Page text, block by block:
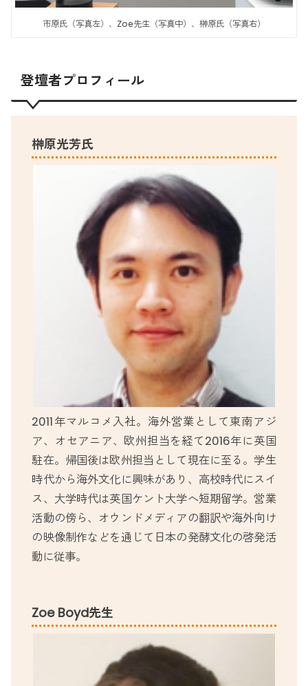
市原氏（写真左）、Zoe先生（写真中）、榊原氏（写真右）
登壇者プロフィール
榊原光芳氏
2011年マルコメ入社。海外営業として東南アジ
ア、オセアニア、欧州担当を経て2016年に英国
駐在。帰国後は欧州担当として現在に至る。学生
時代から海外文化に興味があり、高校時代にスイ
ス、大学時代は英国ケント大学へ短期留学。営業
活動の傍ら、オウンドメディアの翻訳や海外向け
の映像制作などを通じて日本の発酵文化の啓発活
動に従事。
Zoe Boyd先生